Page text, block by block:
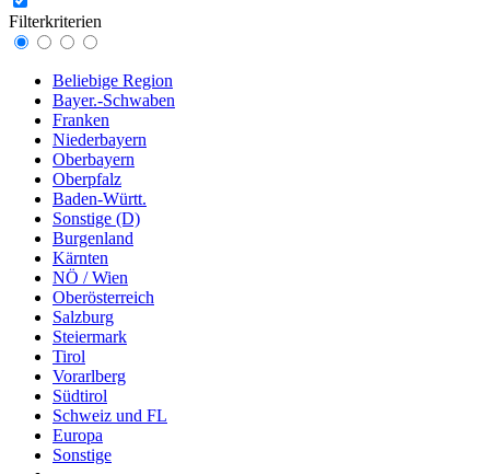
Filterkriterien
Beliebige Region
Bayer.-Schwaben
Franken
Niederbayern
Oberbayern
Oberpfalz
Baden-Württ.
Sonstige (D)
Burgenland
Kärnten
NÖ / Wien
Oberösterreich
Salzburg
Steiermark
Tirol
Vorarlberg
Südtirol
Schweiz und FL
Europa
Sonstige